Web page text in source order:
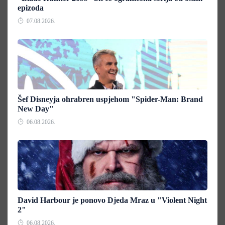
epizoda
07.08.2026.
Šef Disneyja ohrabren uspjehom "Spider-Man: Brand
New Day"
06.08.2026.
David Harbour je ponovo Djeda Mraz u "Violent Night
2"
06.08.2026.